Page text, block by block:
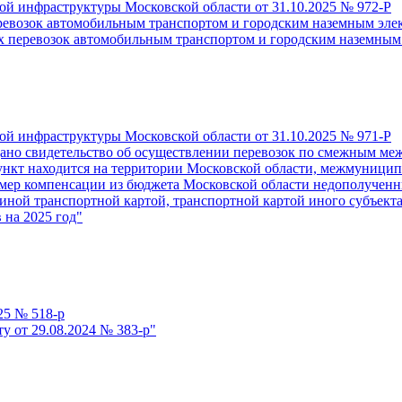
инфраструктуры Московской области от 31.10.2025 № 972-Р
автомобильным транспортом и городским наземным
автомобильным транспортом и городским
инфраструктуры Московской области от 31.10.2025 № 971-Р
свидетельство об осуществлении перевозок по смежным
находится на территории Московской области,
компенсации из бюджета Московской области
транспортной картой, транспортной картой иного
на 2025 год"
№ 518-р
от 29.08.2024 № 383-р"